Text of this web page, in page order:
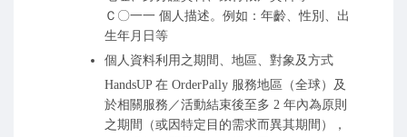
Ｃ〇一一 個人描述。例如：年齡、性別、出
生年月日等
個人資料利用之期間、地區、對象及方式
HandsUP 在 OrderPally 服務地區（全球）及
於相關服務／活動結束後至多 2 年內為原則
之期間（或因特定目的需求而異其期間），